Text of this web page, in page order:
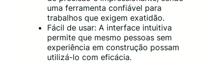
uma ferramenta confiável para
trabalhos que exigem exatidão.
Fácil de usar: A interface intuitiva
permite que mesmo pessoas sem
experiência em construção possam
utilizá-lo com eficácia.